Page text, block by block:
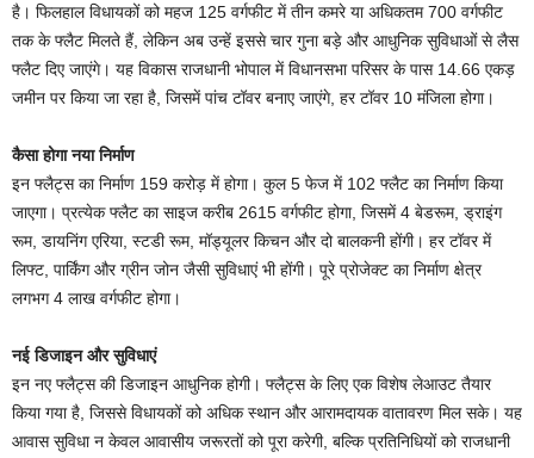
है। फिलहाल विधायकों को महज 125 वर्गफीट में तीन कमरे या अधिकतम 700 वर्गफीट
तक के फ्लैट मिलते हैं, लेकिन अब उन्हें इससे चार गुना बड़े और आधुनिक सुविधाओं से लैस
फ्लैट दिए जाएंगे। यह विकास राजधानी भोपाल में विधानसभा परिसर के पास 14.66 एकड़
जमीन पर किया जा रहा है, जिसमें पांच टॉवर बनाए जाएंगे, हर टॉवर 10 मंजिला होगा।
कैसा होगा नया निर्माण
इन फ्लैट्स का निर्माण 159 करोड़ में होगा। कुल 5 फेज में 102 फ्लैट का निर्माण किया
जाएगा। प्रत्येक फ्लैट का साइज करीब 2615 वर्गफीट होगा, जिसमें 4 बेडरूम, ड्राइंग
रूम, डायनिंग एरिया, स्टडी रूम, मॉड्यूलर किचन और दो बालकनी होंगी। हर टॉवर में
लिफ्ट, पार्किंग और ग्रीन जोन जैसी सुविधाएं भी होंगी। पूरे प्रोजेक्ट का निर्माण क्षेत्र
लगभग 4 लाख वर्गफीट होगा।
नई डिजाइन और सुविधाएं
इन नए फ्लैट्स की डिजाइन आधुनिक होगी। फ्लैट्स के लिए एक विशेष लेआउट तैयार
किया गया है, जिससे विधायकों को अधिक स्थान और आरामदायक वातावरण मिल सके। यह
आवास सुविधा न केवल आवासीय जरूरतों को पूरा करेगी, बल्कि प्रतिनिधियों को राजधानी